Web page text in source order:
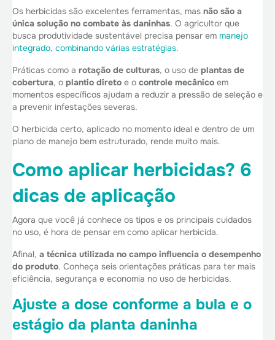
Os herbicidas são excelentes ferramentas, mas não são a
única solução no combate às daninhas. O agricultor que
busca produtividade sustentável precisa pensar em manejo
integrado, combinando várias estratégias.
Práticas como a rotação de culturas, o uso de plantas de
cobertura, o plantio direto e o controle mecânico em
momentos específicos ajudam a reduzir a pressão de seleção e
a prevenir infestações severas.
O herbicida certo, aplicado no momento ideal e dentro de um
plano de manejo bem estruturado, rende muito mais.
Como aplicar herbicidas? 6
dicas de aplicação
Agora que você já conhece os tipos e os principais cuidados
no uso, é hora de pensar em como aplicar herbicida.
Afinal, a técnica utilizada no campo influencia o desempenho
do produto. Conheça seis orientações práticas para ter mais
eficiência, segurança e economia no uso de herbicidas.
Ajuste a dose conforme a bula e o
estágio da planta daninha